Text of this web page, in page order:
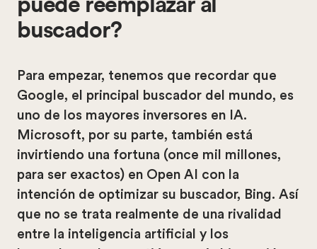
puede reemplazar al
buscador?
Para empezar, tenemos que recordar que
Google, el principal buscador del mundo, es
uno de los mayores inversores en IA.
Microsoft, por su parte, también está
invirtiendo una fortuna (once mil millones,
para ser exactos) en Open AI con la
intención de optimizar su buscador, Bing. Así
que no se trata realmente de una rivalidad
entre la inteligencia artificial y los